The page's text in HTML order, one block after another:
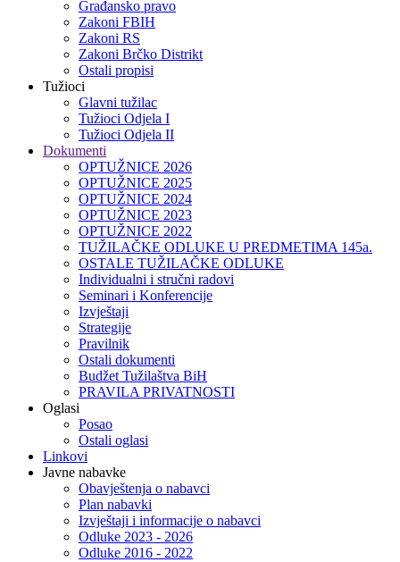
Građansko pravo
Zakoni FBIH
Zakoni RS
Zakoni Brčko Distrikt
Ostali propisi
Tužioci
Glavni tužilac
Tužioci Odjela I
Tužioci Odjela II
Dokumenti
OPTUŽNICE 2026
OPTUŽNICE 2025
OPTUŽNICE 2024
OPTUŽNICE 2023
OPTUŽNICE 2022
TUŽILAČKE ODLUKE U PREDMETIMA 145a.
OSTALE TUŽILAČKE ODLUKE
Individualni i stručni radovi
Seminari i Konferencije
Izvještaji
Strategije
Pravilnik
Ostali dokumenti
Budžet Tužilaštva BiH
PRAVILA PRIVATNOSTI
Oglasi
Posao
Ostali oglasi
Linkovi
Javne nabavke
Obavještenja o nabavci
Plan nabavki
Izvještaji i informacije o nabavci
Odluke 2023 - 2026
Odluke 2016 - 2022